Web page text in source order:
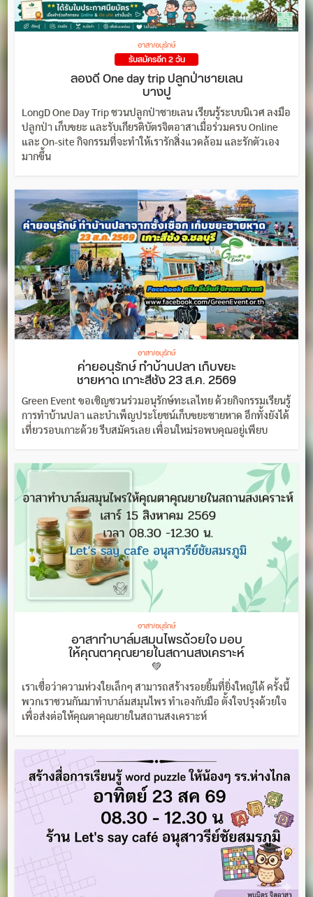
อาสา/อนุรักษ์
รับสมัครอีก 2 วัน
ลองดี One day trip ปลูกป่าชายเลน
บางปู
LongD One Day Trip ชวนปลูกป่าชายเลน เรียนรู้ระบบนิเวศ ลงมือ
ปลูกป่า เก็บขยะ และรับเกียรติบัตรจิตอาสาเมื่อร่วมครบ Online
และ On-site กิจกรรมที่จะทำให้เรารักสิ่งแวดล้อม และรักตัวเอง
มากขึ้น
อาสา/อนุรักษ์
ค่ายอนุรักษ์ ทำบ้านปลา เก็บขยะ
ชายหาด เกาะสีชัง 23 ส.ค. 2569
Green Event ขอเชิญชวนร่วมอนุรักษ์ทะเลไทย ด้วยกิจกรรมเรียนรู้
การทำบ้านปลา และบำเพ็ญประโยชน์เก็บขยะชายหาด อีกทั้งยังได้
เที่ยวรอบเกาะด้วย รีบสมัครเลย เพื่อนใหม่รอพบคุณอยู่เพียบ
อาสา/อนุรักษ์
อาสาทำบาล์มสมุนไพรด้วยใจ มอบ
ให้คุณตาคุณยายในสถานสงเคราะห์
💚
เราเชื่อว่าความห่วงใยเล็กๆ สามารถสร้างรอยยิ้มที่ยิ่งใหญ่ได้ ครั้งนี้
พวกเราชวนกันมาทำบาล์มสมุนไพร ทำเองกับมือ ตั้งใจปรุงด้วยใจ
เพื่อส่งต่อให้คุณตาคุณยายในสถานสงเคราะห์